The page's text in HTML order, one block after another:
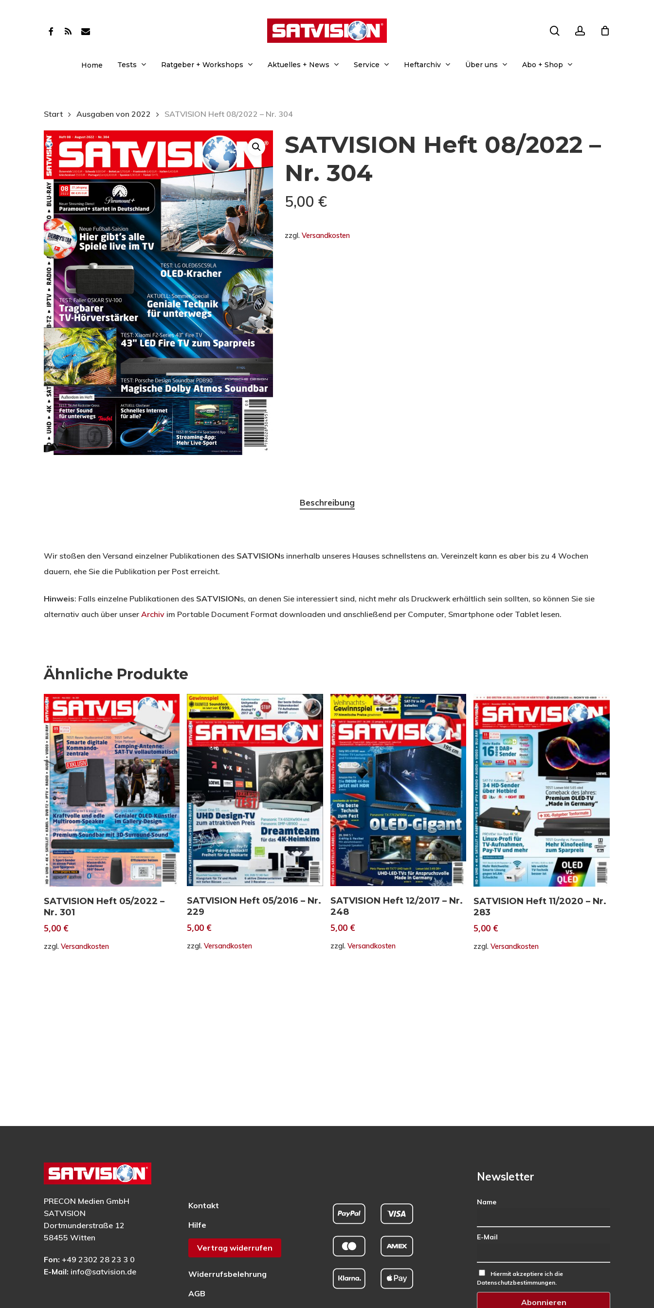
Drücken Sie Enter zum Suchen oder ESC zum Schließen.
facebook
RSS email
Home Tests Ratgeber + Workshops Aktuelles + News Service Heftarchiv Über uns Abo + Shop
Start Ausgaben von 2022 SATVISION Heft 08/2022 – Nr. 304
SATVISION Heft 08/2022 –
Nr. 304
5,00 €
zzgl. Versandkosten
Beschreibung
Wir stoßen den Versand einzelner Publikationen des SATVISIONs innerhalb unseres Hauses schnellstens an. Vereinzelt kann es aber bis zu 4 Wochen
dauern, ehe Sie die Publikation per Post erreicht.
Hinweis: Falls einzelne Publikationen des SATVISIONs, an denen Sie interessiert sind, nicht mehr als Druckwerk erhältlich sein sollten, so können Sie sie
alternativ auch über unser Archiv im Portable Document Format downloaden und anschließend per Computer, Smartphone oder Tablet lesen.
Ähnliche Produkte
In den Warenkorb
SATVISION Heft 05/2022 –
Nr. 301
5,00 €
zzgl. Versandkosten
In den Warenkorb
SATVISION Heft 05/2016 – Nr.
229
5,00 €
zzgl.Versandkosten
In den Warenkorb
SATVISION Heft 12/2017 – Nr.
248
5,00 €
zzgl. Versandkosten
In den Warenkorb
SATVISION Heft 11/2020 – Nr.
283
5,00 €
zzgl.Versandkosten
PRECON Medien GmbH
SATVISION
Dortmunderstraße 12
58455 Witten
Fon: +49 2302 28 23 3 0
E-Mail: info@satvision.de
Kontakt
Hilfe
Vertrag widerrufen
Widerrufsbelehrung
AGB
Newsletter
Name
E-Mail
Hiermit akzeptiere ich die
Datenschutzbestimmungen.